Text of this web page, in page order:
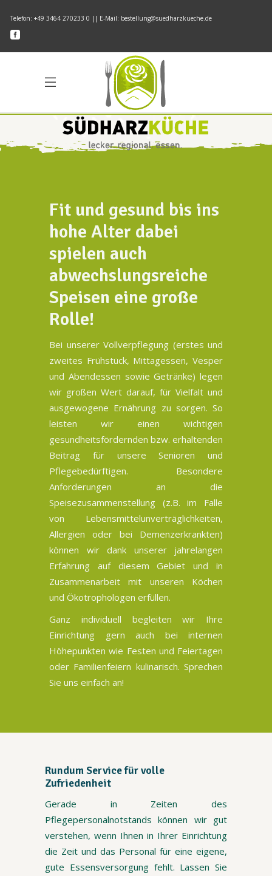
Telefon: +49 3464 270233 0 || E-Mail: bestellung@suedharzkueche.de
Fit und gesund bis ins
hohe Alter dabei
spielen auch
abwechslungsreiche
Speisen eine große
Rolle!
Bei unserer Vollverpflegung (erstes und
zweites Frühstück, Mittagessen, Vesper
und Abendessen sowie Getränke) legen
wir großen Wert darauf, für Vielfalt und
ausgewogene Ernährung zu sorgen. So
leisten wir einen wichtigen
gesundheitsfördernden bzw. erhaltenden
Beitrag für unsere Senioren und
Pflegebedürftigen. Besondere
Anforderungen an die
Speisezusammenstellung (z.B. im Falle
von Lebensmittelunverträglichkeiten,
Allergien oder bei Demenzerkrankten)
können wir dank unserer jahrelangen
Erfahrung auf diesem Gebiet und in
Zusammenarbeit mit unseren Köchen
und Ökotrophologen erfüllen.
Ganz individuell begleiten wir Ihre
Einrichtung gern auch bei internen
Höhepunkten wie Festen und Feiertagen
oder Familienfeiern kulinarisch. Sprechen
Sie uns einfach an!
Rundum Service für volle
Zufriedenheit
Gerade in Zeiten des
Pflegepersonalnotstands können wir gut
verstehen, wenn Ihnen in Ihrer Einrichtung
die Zeit und das Personal für eine eigene,
gute Essensversorgung fehlt. Lassen Sie